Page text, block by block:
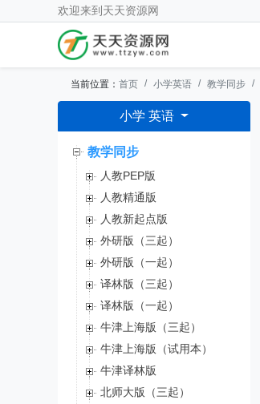
欢迎来到 天天资源网
当前位置： 首页 小学英语 教学同步
小学 英语
教学同步
人教PEP版
人教精通版
人教新起点版
外研版（三起）
外研版（一起）
译林版（三起）
译林版（一起）
牛津上海版（三起）
牛津上海版（试用本）
牛津译林版
北师大版（三起）